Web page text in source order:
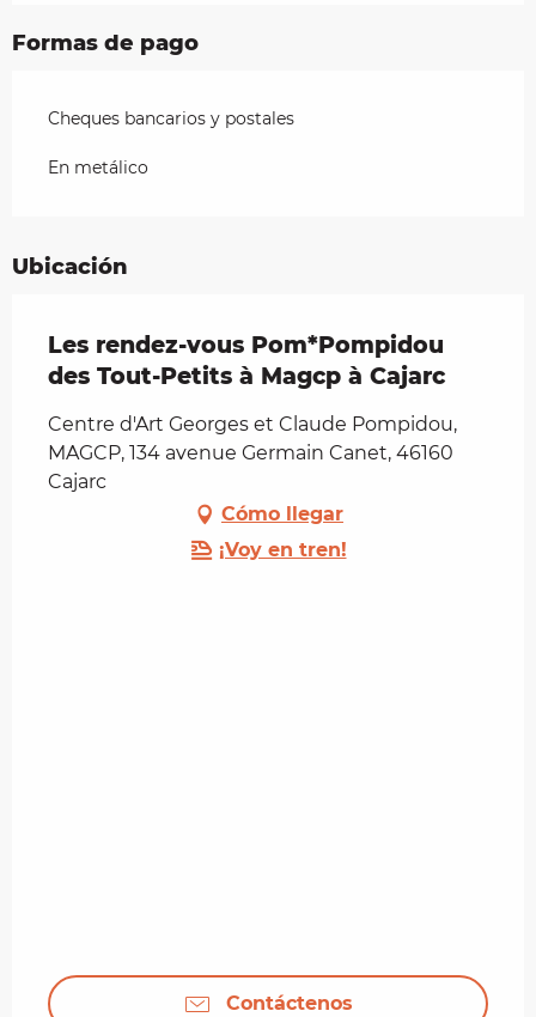
Formas de pago
Cheques bancarios y postales
En metálico
Ubicación
Les rendez-vous Pom*Pompidou
des Tout-Petits à Magcp à Cajarc
Centre d'Art Georges et Claude Pompidou,
MAGCP, 134 avenue Germain Canet, 46160
Cajarc
Cómo llegar
¡Voy en tren!
Contáctenos